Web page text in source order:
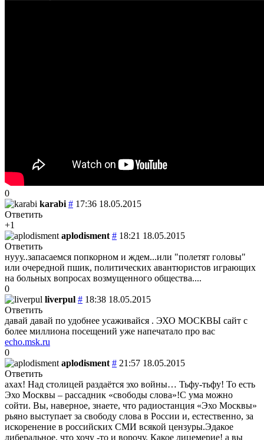
0
karabi # 17:36 18.05.2015
Ответить
+1
aplodisment # 18:21 18.05.2015
Ответить
нууу..запасаемся попкорном и ждем...или "полетят головы"
или очередной пшик, политических авантюристов играющих
на больных вопросах возмущенного общества....
0
liverpul # 18:38 18.05.2015
Ответить
давай давай по удобнее усаживайся . ЭХО МОСКВЫ сайт с
более миллиона посещений уже напечатало про вас
echo.msk.ru
0
aplodisment # 21:57 18.05.2015
Ответить
ахах! Над столицей раздаётся эхо войны… Тьфу-тьфу! То есть
Эхо Москвы – рассадник «свободы слова»!С ума можно
сойти. Вы, наверное, знаете, что радиостанция «Эхо Москвы»
рьяно выступает за свободу слова в России и, естественно, за
искоренение в российских СМИ всякой цензуры.Эдакое
либеральное, что хочу -то и ворочу. Какое лицемерие! а вы